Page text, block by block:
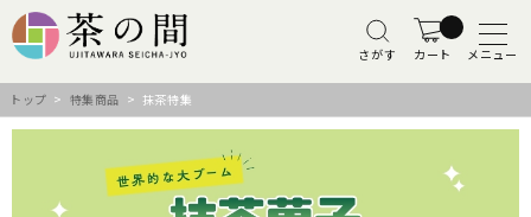
さがす カート メニュー
トップ > 特集商品 > 抹茶特集